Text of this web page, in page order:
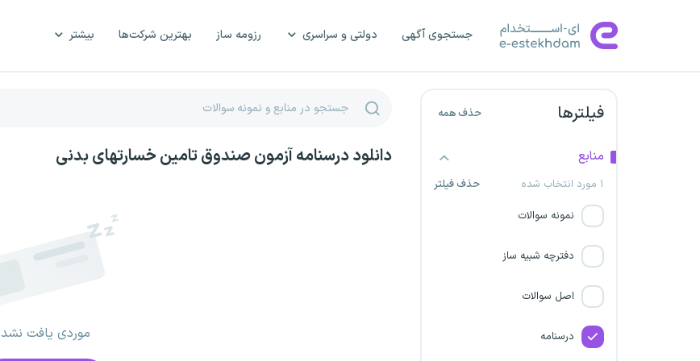
جستجوی آگهی دولتی و سراسری رزومه ساز بهترین شرکت‌ها بیشتر
فیلترها حذف همه
منابع
۱ مورد انتخاب شده
حذف فیلتر
نمونه سوالات
دفترچه شبیه ساز
اصل سوالات
درسنامه
سازمان سنجش آموزش کشور
بانک کشاورزی
سازمان امور مالیاتی
وزارت امور خارجه
قوه قضاییه
دانلود درسنامه آزمون صندوق تامین خسارتهای بدنی
موردی یافت نشد